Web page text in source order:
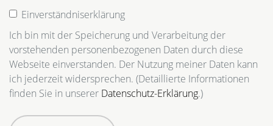
Einverständniserklärung
Ich bin mit der Speicherung und Verarbeitung der
vorstehenden personenbezogenen Daten durch diese
Webseite einverstanden. Der Nutzung meiner Daten kann
ich jederzeit widersprechen. (Detaillierte Informationen
finden Sie in unserer Datenschutz-Erklärung.)